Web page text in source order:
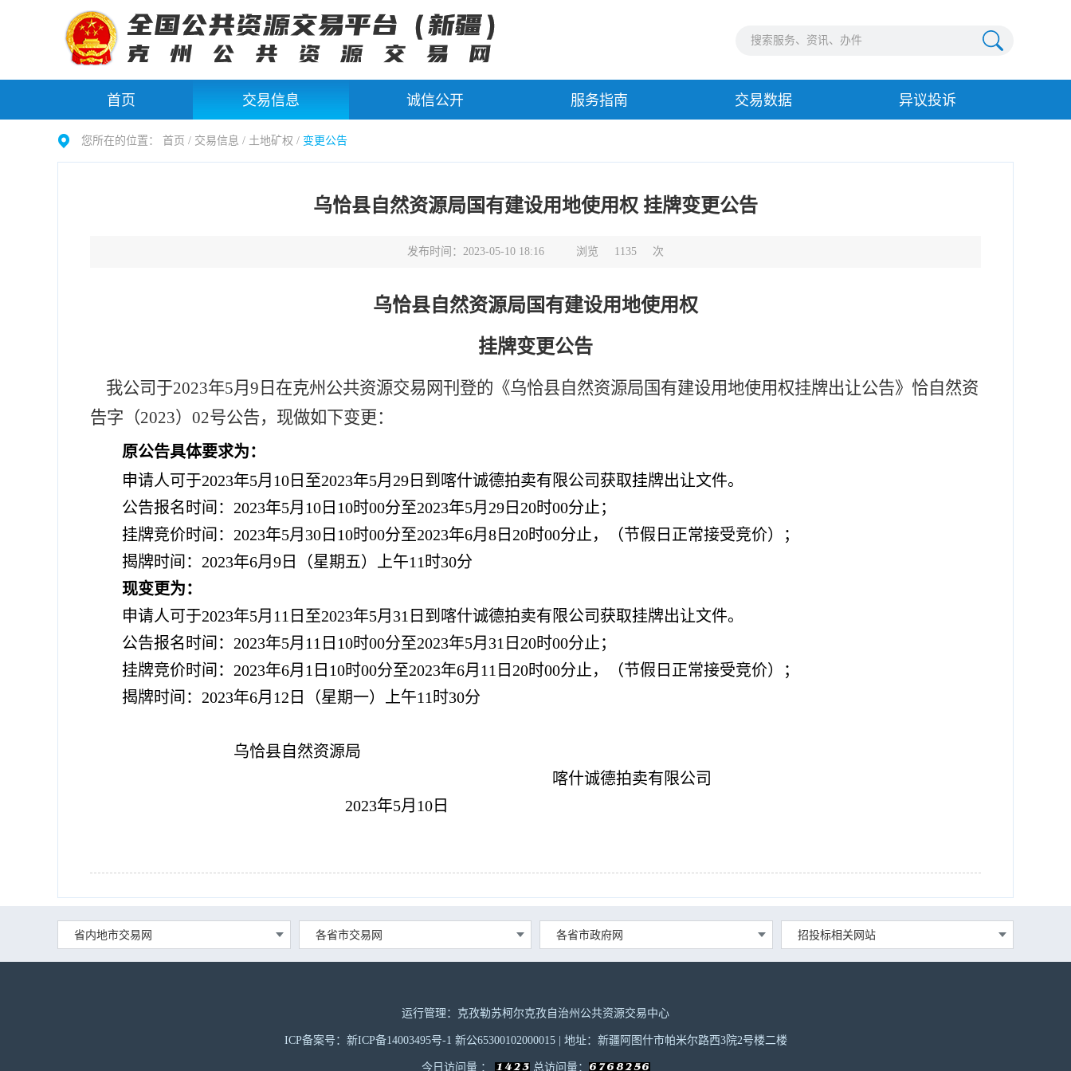
首页 交易信息 诚信公开 服务指南 交易数据 异议投诉
您所在的位置： 首页 / 交易信息 / 土地矿权 / 变更公告
乌恰县自然资源局国有建设用地使用权 挂牌变更公告
发布时间：2023-05-10 18:16 浏览 1135 次
乌恰县 自然资源局国有建设用地使用权
挂牌变更公告
我公司于2023年5月 9 日在克州公共资源交易网刊登的《乌恰县自然资源局国有建设用地使用权挂牌出让公告》 恰自然资
告字（2023） 02号公告，现做如下变更：
原公告具体要求为：
申请人可于2023年5月10日至2023年5月29日到喀什诚德拍卖有限公司获取挂牌出让文件。
公告报名时间： 2023年5月10日10时00分至2023年5月29日20时00分止；
挂牌竞价时间： 2023年5月30日10时00分至2023年6月8日20时00分止，（节假日正常接受竞价）；
揭牌时间： 2023年6月9日（星期五）上午11时30分
现变更为：
申请人可于2023年5月11日至2023年5月31日到喀什诚德拍卖有限公司获取挂牌出让文件。
公告报名时间： 2023年5月11日10时00分至2023年5月31日20时00分止；
挂牌竞价时间： 2023年6月1日10时00分至2023年6月11日20时00分止，（节假日正常接受竞价）；
揭牌时间： 2023年6月12日（星期一）上午11时30分
乌恰县自然资源局
喀什诚德拍卖有限公司
2023年5月10日
省内地市交易网 各省市交易网 各省市政府网 招投标相关网站
运行管理：克孜勒苏柯尔克孜自治州公共资源交易中心
ICP备案号：新ICP备14003495号-1 新公65300102000015 | 地址：新疆阿图什市帕米尔路西3院2号楼二楼
今日访问量 ： 总访问量：